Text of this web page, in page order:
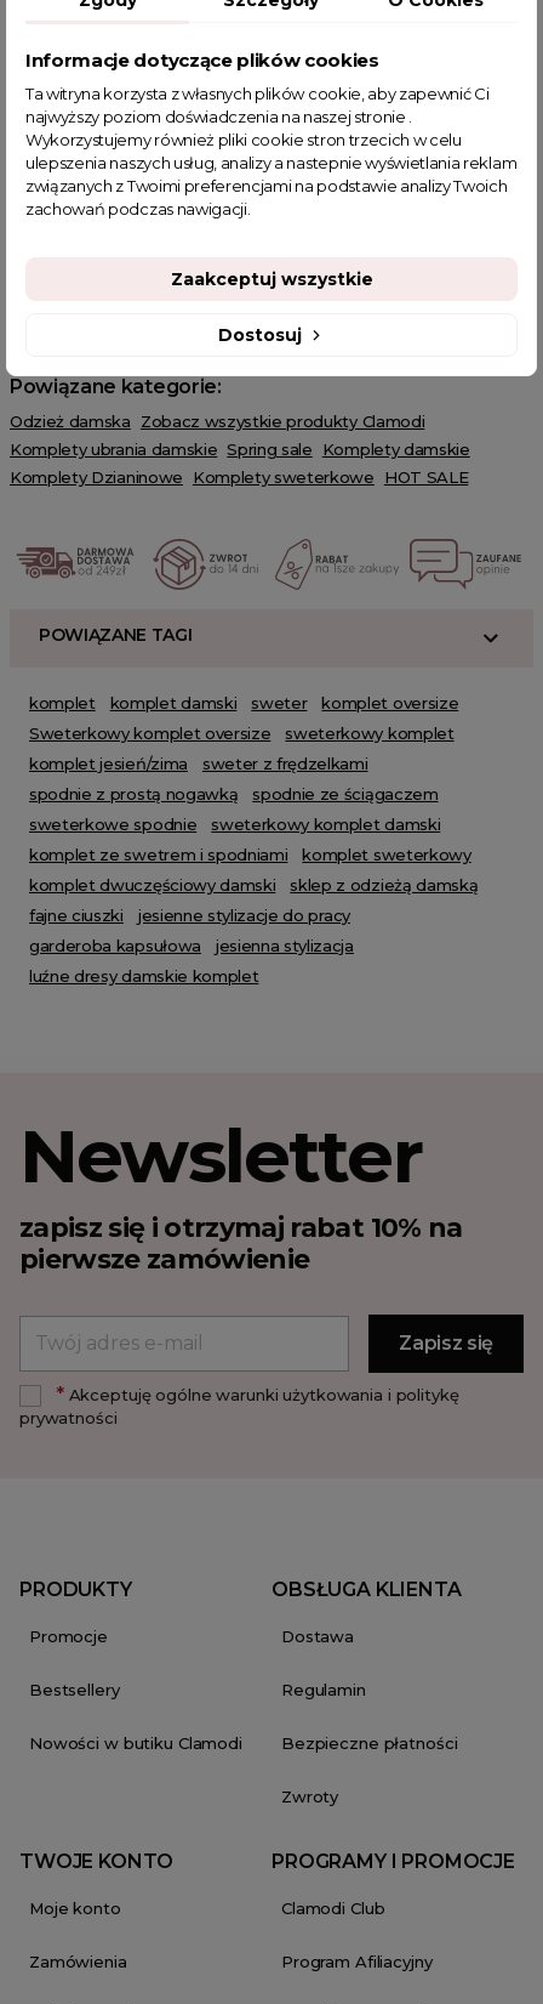
OPIS PRODUKTU
Sweterkowy komplet oversize Brasilia fioletowy
Dzianinowy komplet oversize wykonany z przyjemnego w
dotyku materiału to hit w sezonie jesień/zima. Sweter posiada
wykonane zostały z prążkowanego materiału. Ściągacz w pasie
dodaje wygody i komfortu. Model dopasuje się do każdej
garderoby tworząc modne stylizacje.
Powiązane kategorie:
Odzież damska
Zobacz wszystkie produkty Clamodi
Komplety ubrania damskie Spring sale
Komplety damskie
Komplety Dzianinowe
Komplety sweterkowe HOT SALE
POWIĄZANE TAGI
komplet komplet damski sweter
komplet oversize
Sweterkowy komplet oversize
sweterkowy komplet
komplet jesień/zima
sweter z frędzelkami
spodnie z prostą nogawką
spodnie ze ściągaczem
sweterkowe spodnie
sweterkowy komplet damski
komplet ze swetrem i spodniami
komplet sweterkowy
komplet dwuczęściowy damski
sklep z odzieżą damską
fajne ciuszki
jesienne stylizacje do pracy
garderoba kapsułowa
jesienna stylizacja
luźne dresy damskie komplet
Newsletter
zapisz się i otrzymaj rabat 10% na
pierwsze zamówienie
*Akceptuję ogólne warunki użytkowania i politykę
prywatności
PRODUKTY
Promocje
Bestsellery
Nowości w butiku Clamodi
OBSŁUGA KLIENTA
Dostawa
Regulamin
Bezpieczne płatności
Zwroty
TWOJE KONTO
Moje konto
Zamówienia
PROGRAMY I PROMOCJE
Clamodi Club
Program Afiliacyjny
Informacje dotyczące plików cookies
Ta witryna korzysta z własnych plików cookie, aby zapewnić Ci
najwyższy poziom doświadczenia na naszej stronie .
Wykorzystujemy również pliki cookie stron trzecich w celu
ulepszenia naszych usług, analizy a nastepnie wyświetlania reklam
związanych z Twoimi preferencjami na podstawie analizy Twoich
zachowań podczas nawigacji.
Dostosuj
Zaakceptuj wszystkie